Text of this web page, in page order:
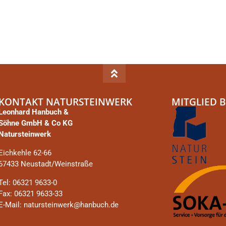
NATURSTEINWERK
Hanbuch &
GmbH & Co KG
62-66
Neustadt/Weinstraße
06321 9633-0
06321 9633-33
Mail: natursteinwerk@hanbuch.de
MITGLIED